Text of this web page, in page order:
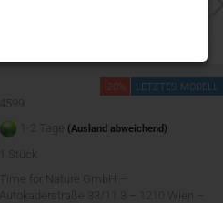
-20% LETZTES MODELL
4599
1-2 Tage (Ausland abweichend)
Stück
Time for Nature GmbH –
Autokaderstraße 33/11.3 – 1210 Wien –